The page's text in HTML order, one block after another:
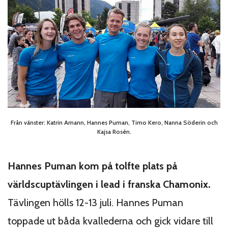
Från vänster: Katrin Amann, Hannes Puman, Timo Kero, Nanna Söderin och
Kajsa Rosén.
Hannes Puman kom på tolfte plats på
världscuptävlingen i lead i franska Chamonix.
Tävlingen hölls 12-13 juli. Hannes Puman
toppade ut båda kvallederna och gick vidare till